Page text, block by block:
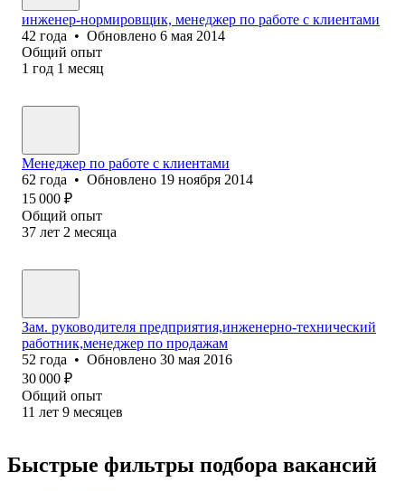
инженер-нормировщик, менеджер по работе с клиентами
42 года • Обновлено 6 мая 2014
Общий опыт
1 год 1 месяц
Менеджер по работе с клиентами
62 года • Обновлено 19 ноября 2014
15 000 ₽
Общий опыт
37 лет 2 месяца
Зам. руководителя предприятия,инженерно-технический
работник,менеджер по продажам
52 года • Обновлено 30 мая 2016
30 000 ₽
Общий опыт
11 лет 9 месяцев
Быстрые фильтры подбора вакансий